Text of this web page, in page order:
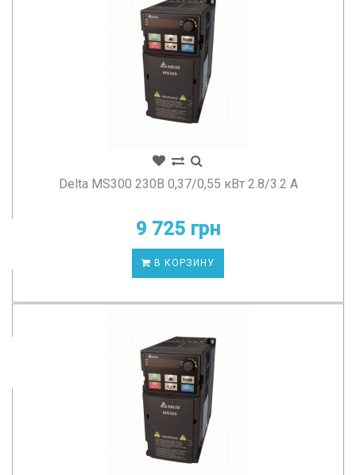
Delta MS300 230В 0,37/0,55 кВт 2.8/3.2 А
9 725 грн
В КОРЗИНУ